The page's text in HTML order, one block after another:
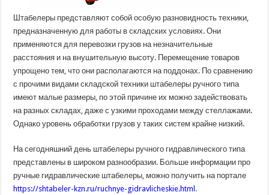
Штабелеры представляют собой особую разновидность техники,
предназначенную для работы в складских условиях. Они
применяются для перевозки грузов на незначительные
расстояния и на внушительную высоту. Перемещение товаров
упрощено тем, что они располагаются на поддонах. По сравнению
с прочими видами складской техники штабелеры ручного типа
имеют малые размеры, по этой причине их можно задействовать
на разных складах, даже с узкими проходами между стеллажами.
Однако уровень обработки грузов у таких систем крайне низкий.
На сегодняшний день штабелеры ручного гидравлического типа
представлены в широком разнообразии. Больше информации про
ручные гидравлические штабелеры, можно получить на портале
https://shtabeler-kzn.ru/ruchnye-gidravlicheskie.html .